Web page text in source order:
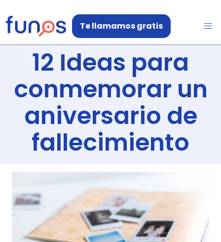
Te llamamos gratis
12 Ideas para
conmemorar un
aniversario de
fallecimiento